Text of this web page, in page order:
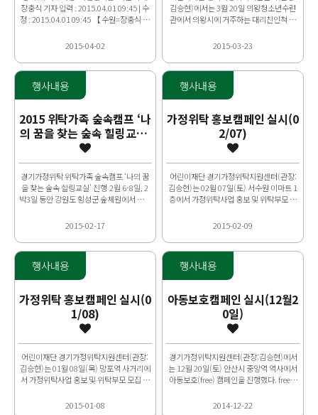
장충식 기자 입력 : 2015.04.01 09:45 | 수
정 : 2015.04.01 09:45 【 수원=장충식 기
2015-04-02
김승현)에서는 3월 20일 의왕청소년수련
관에서 의왕시에 거주하는 대리친인척 가
다. 교육에 참여한 위탁부모님..
2015-03-23
행사내용
2015 위탁가족 숲속캠프 ‘나
의 꿈을 찾는 숲속 힐링교실’
진행
경기가정위탁 위탁가족 숲속캠프 ‘나의 꿈
을 찾는 숲속 힐링교실’ 진행 2월 6-8일, 2
박3일 동안 강원도 횡성군 숲체원에서 나의
다. 위탁..
2015-02-17
행사내용
가정위탁 홍보캠페인 실시(0
2/07)
어린이재단 경기가정위탁지원센터(관장:
김승현)는 02월 07일(토) 서수원 이마트 1
층에서 가정위탁사업 홍보 및 위탁부모 모
4시간 동안..
2015-02-09
행사내용
가정위탁 홍보캠페인 실시(0
1/08)
어린이재단 경기가정위탁지원센터(관장:
김승현)는 01월 08일(목) 망포역 사거리에
서 가정위탁사업 홍보 및 위탁부모 모집 캠
간 동안 캠페..
2015-01-08
행사내용
아동보호캠페인 실시(12월2
0일)
경기가정위탁지원센터(관장:김승현)에서
는 12월 20일(토) 안산시 중앙역 역사에서
아동보호(free) 캠페인을 진행했다. free캠
보호의 ..
2014-12-22